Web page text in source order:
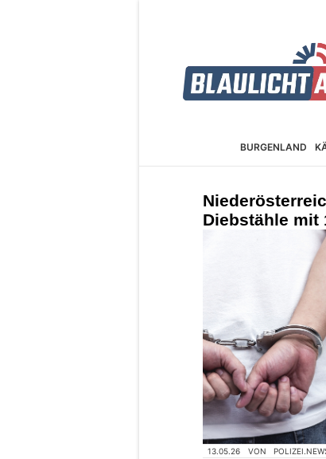
BURGEN­LAND
Diebstähle mit
13.05.26 VON